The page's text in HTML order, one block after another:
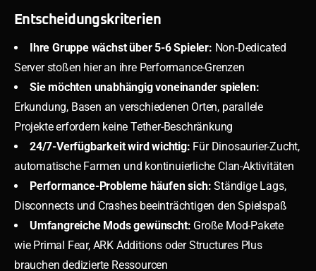
Entscheidungskriterien
Ihre Gruppe wächst über 5-6 Spieler: Non-Dedicated
Server stoßen hier an ihre Performance-Grenzen
Sie möchten unabhängig voneinander spielen:
Erkundung, Basen an verschiedenen Orten, parallele
Projekte erfordern keine Tether-Beschränkung
24/7-Verfügbarkeit wird wichtig: Für Dinosaurier-Zucht,
automatische Farmen und kontinuierliche Clan-Aktivitäten
Performance-Probleme häufen sich: Ständige Lags,
Disconnects und Crashes beeinträchtigen den Spielspaß
Umfangreiche Mods gewünscht: Große Mod-Pakete
wie Primal Fear, ARK Additions oder Structures Plus
brauchen dedizierte Ressourcen